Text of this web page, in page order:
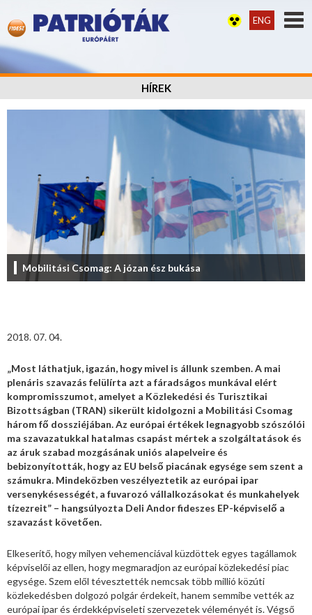
ENG
HÍREK
Mobilitási Csomag: A józan ész bukása
2018. 07. 04.
„Most láthatjuk, igazán, hogy mivel is állunk szemben. A mai
plenáris szavazás felülírta azt a fáradságos munkával elért
kompromisszumot, amelyet a Közlekedési és Turisztikai
Bizottságban (TRAN) sikerült kidolgozni a Mobilitási Csomag
három fő dossziéjában. Az európai értékek legnagyobb szószólói
ma szavazatukkal hatalmas csapást mértek a szolgáltatások és
az áruk szabad mozgásának uniós alapelveire és
bebizonyították, hogy az EU belső piacának egysége sem szent a
számukra. Mindeközben veszélyeztetik az európai ipar
versenykésességét, a fuvarozó vállalkozásokat és munkahelyek
tízezreit” – hangsúlyozta Deli Andor fideszes EP-képviselő a
szavazást követően.
Elkeserítő, hogy milyen vehemenciával küzdöttek egyes tagállamok
képviselői az ellen, hogy megmaradjon az európai közlekedési piac
egysége. Szem elől tévesztették nemcsak több millió közúti
közlekedésben dolgozó polgár érdekeit, hanem semmibe vették az
európai ipar és érdekképviseleti szervezetek véleményét is. Végső